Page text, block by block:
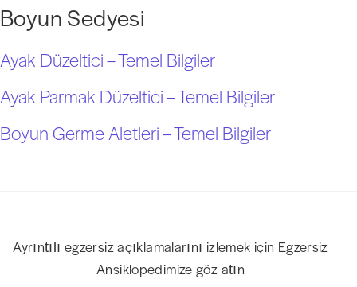
Boyun Sedyesi
Ayak Düzeltici – Temel Bilgiler
Ayak Parmak Düzeltici – Temel Bilgiler
Boyun Germe Aletleri – Temel Bilgiler
Ayrıntılı egzersiz açıklamalarını izlemek için Egzersiz
Ansiklopedimize göz atın